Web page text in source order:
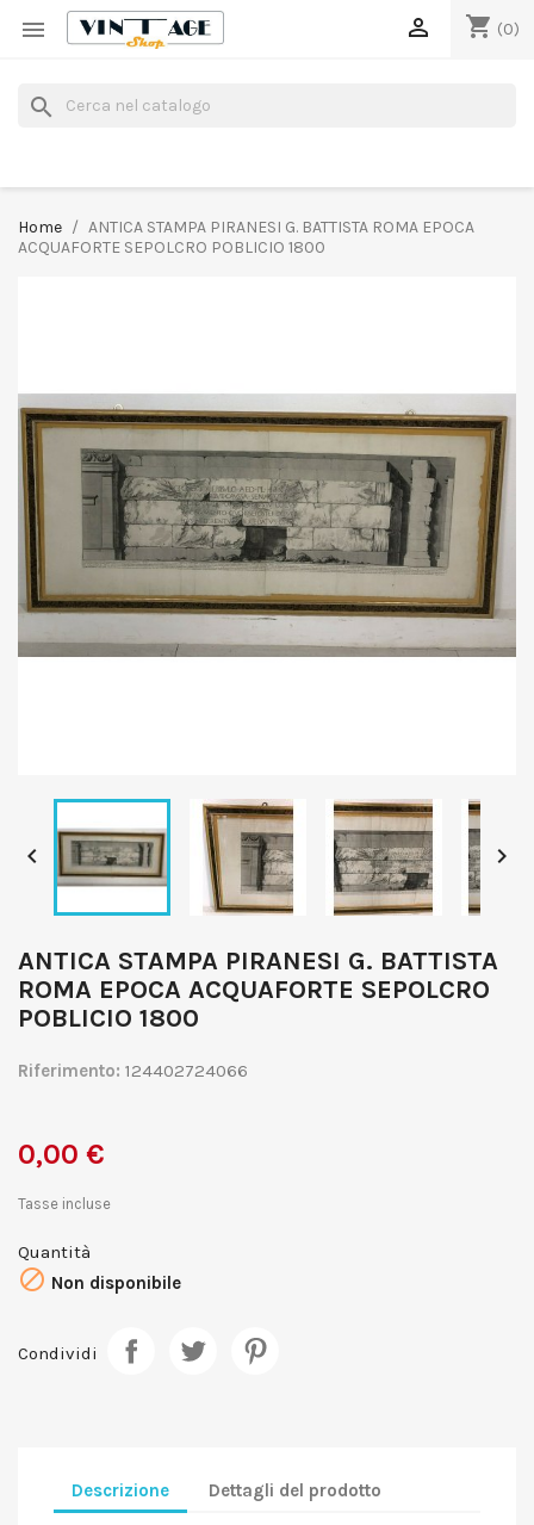
 shopping_cart (0)

search
Home
ANTICA STAMPA PIRANESI G. BATTISTA ROMA EPOCA
ACQUAFORTE SEPOLCRO POBLICIO 1800
 
ANTICA STAMPA PIRANESI G. BATTISTA
ROMA EPOCA ACQUAFORTE SEPOLCRO
POBLICIO 1800
Riferimento: 124402724066
0,00 €
Tasse incluse
Quantità
 Non disponibile
Condividi
Descrizione Dettagli del prodotto